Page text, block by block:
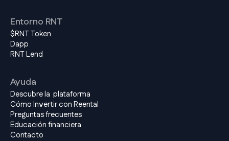
Entorno RNT
$RNT Token
Dapp
RNT Lend
Ayuda
Descubre la plataforma
Cómo Invertir con Reental
Preguntas frecuentes
Educación financiera
Contacto